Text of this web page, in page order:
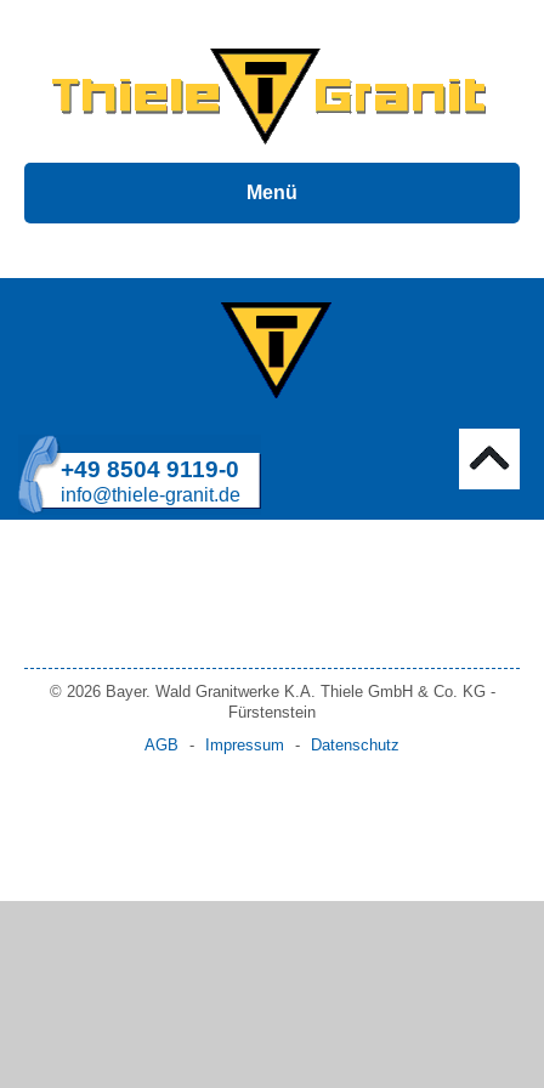
Menü
+49 8504 9119-0
info@thiele-granit.de
© 2026 Bayer. Wald Granitwerke K.A. Thiele GmbH & Co. KG -
Fürstenstein
AGB
- Impressum - Datenschutz